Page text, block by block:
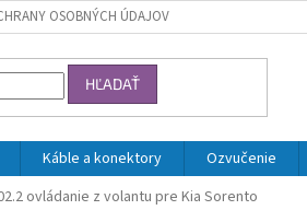
OSOBNÝCH ÚDAJOV
HĽADAŤ
Káble a konektory Ozvučenie
ovládanie z volantu pre Kia Sorento